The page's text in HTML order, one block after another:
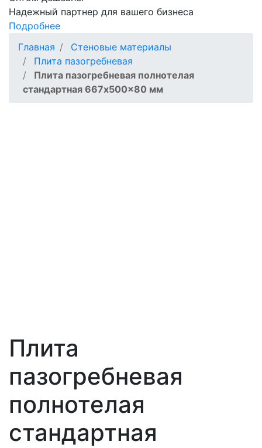
Надежный партнер для вашего бизнеса
Подробнее
Главная
Стеновые материалы
Плита пазогребневая
Плита пазогребневая полнотелая
стандартная 667x500x80 мм
Плита
пазогребневая
полнотелая
стандартная